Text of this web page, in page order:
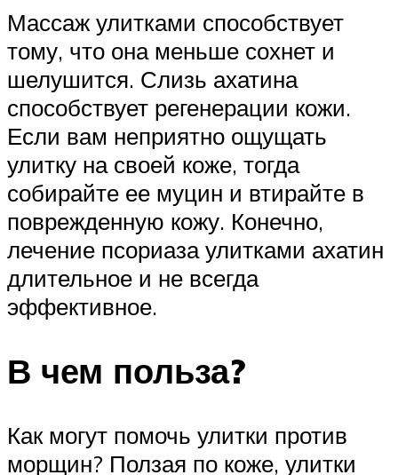
Массаж улитками способствует
тому, что она меньше сохнет и
шелушится. Слизь ахатина
способствует регенерации кожи.
Если вам неприятно ощущать
улитку на своей коже, тогда
собирайте ее муцин и втирайте в
поврежденную кожу. Конечно,
лечение псориаза улитками ахатин
длительное и не всегда
эффективное.
В чем польза?
Как могут помочь улитки против
морщин? Ползая по коже, улитки